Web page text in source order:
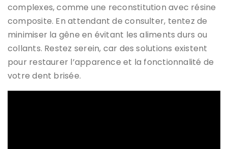
complexes, comme une reconstitution avec résine
composite. En attendant de consulter, tentez de
minimiser la gêne en évitant les aliments durs ou
collants. Restez serein, car des solutions existent
pour restaurer l’apparence et la fonctionnalité de
votre dent brisée.